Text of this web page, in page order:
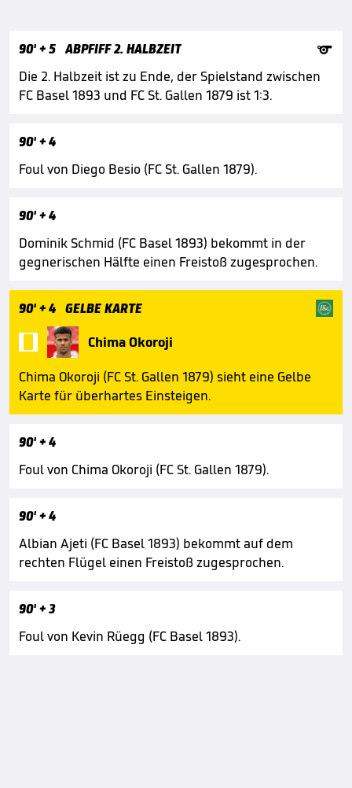
90'+ 5 ABPFIFF 2. HALBZEIT

Die 2. Halbzeit ist zu Ende, der Spielstand zwischen
FC Basel 1893 und FC St. Gallen 1879 ist 1:3.
90'+ 4
Foul von Diego Besio (FC St. Gallen 1879).
90'+ 4
Dominik Schmid (FC Basel 1893) bekommt in der
gegnerischen Hälfte einen Freistoß zugesprochen.
90'+ 4 GELBE KARTE
Chima Okoroji
Chima Okoroji (FC St. Gallen 1879) sieht eine Gelbe
Karte für überhartes Einsteigen.
90'+ 4
Foul von Chima Okoroji (FC St. Gallen 1879).
90'+ 4
Albian Ajeti (FC Basel 1893) bekommt auf dem
rechten Flügel einen Freistoß zugesprochen.
90'+ 3
Foul von Kevin Rüegg (FC Basel 1893).